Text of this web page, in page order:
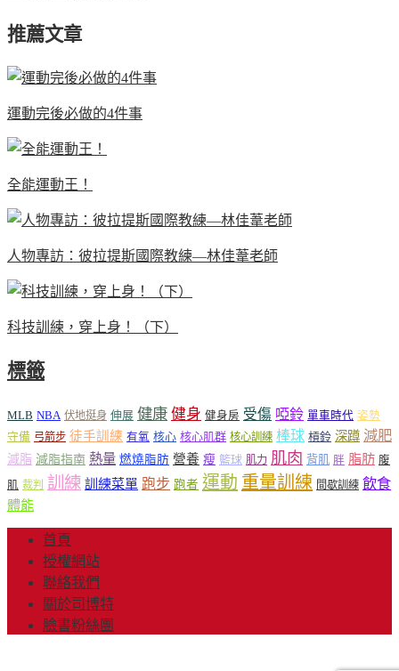
推薦文章
運動完後必做的4件事
全能運動王！
人物專訪：彼拉提斯國際教練—林佳葦老師
科技訓練，穿上身！（下）
標籤
MLB NBA 伏地挺身 伸展 健康 健身 健身房 受傷 啞鈴 單車時代 姿勢
守備 弓箭步 徒手訓練 有氧 核心 核心肌群 核心訓練 棒球 槓鈴 深蹲 減肥
減脂 減脂指南 熱量 燃燒脂肪 營養 瘦 籃球 肌力 肌肉 背肌 胖 脂肪 腹
肌 裁判 訓練 訓練菜單 跑步 跑者 運動 重量訓練 間歇訓練 飲食
體能
首頁
授權網站
聯絡我們
關於司博特
臉書粉絲團